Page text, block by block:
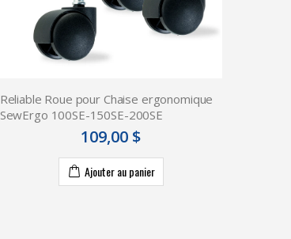
Reliable Roue pour Chaise ergonomique
SewErgo 100SE-150SE-200SE
109,00 $
Ajouter au panier